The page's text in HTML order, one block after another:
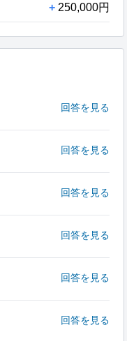
+ 250,000円
回答を見る
回答を見る
回答を見る
回答を見る
回答を見る
回答を見る